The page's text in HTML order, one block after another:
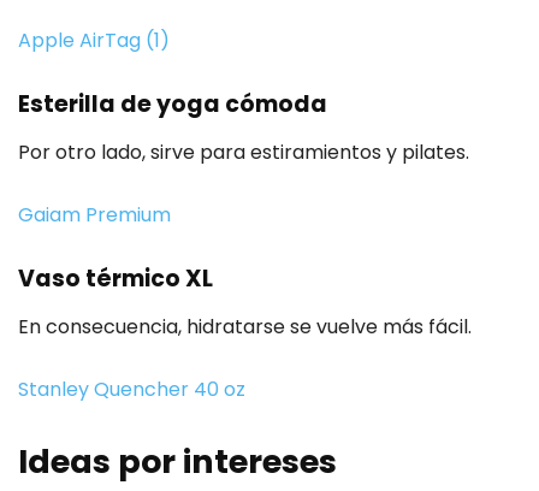
Apple AirTag (1)
Esterilla de yoga cómoda
Por otro lado, sirve para estiramientos y pilates.
Gaiam Premium
Vaso térmico XL
En consecuencia, hidratarse se vuelve más fácil.
Stanley Quencher 40 oz
Ideas por intereses